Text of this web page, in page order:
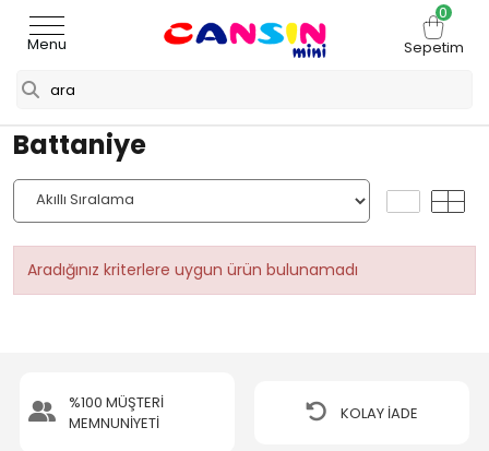
Menu
0
Sepetim
Battaniye
Aradığınız kriterlere uygun ürün bulunamadı
%100 MÜŞTERİ
MEMNUNİYETİ
KOLAY İADE